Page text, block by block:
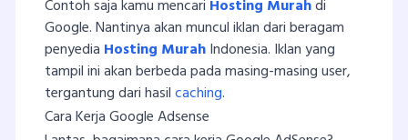
Contoh saja kamu mencari Hosting Murahdi
Google. Nantinya akan muncul iklan dari beragam
penyedia Hosting MurahIndonesia. Iklan yang
tampil ini akan berbeda pada masing-masing user,
tergantung dari hasilcaching.
Cara Kerja Google Adsense